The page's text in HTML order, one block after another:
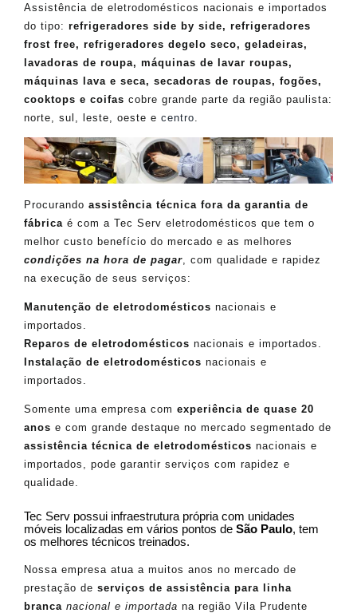
Assistência de eletrodomésticos nacionais e importados
do tipo: refrigeradores side by side, refrigeradores
frost free, refrigeradores degelo seco, geladeiras,
lavadoras de roupa, máquinas de lavar roupas,
máquinas lava e seca, secadoras de roupas, fogões,
cooktops e coifas cobre grande parte da região paulista:
norte, sul, leste, oeste e centro.
Procurando assistência técnica fora da garantia de
fábrica é com a Tec Serv eletrodomésticos que tem o
melhor custo benefício do mercado e as melhores
condições na hora de pagar, com qualidade e rapidez
na execução de seus serviços:
Manutenção de eletrodomésticos nacionais e
importados.
Reparos de eletrodomésticos nacionais e importados.
Instalação de eletrodomésticos nacionais e
importados.
Somente uma empresa com experiência de quase 20
anos e com grande destaque no mercado segmentado de
assistência técnica de eletrodomésticos nacionais e
importados, pode garantir serviços com rapidez e
qualidade.
Tec Serv possui infraestrutura própria com unidades
móveis localizadas em vários pontos de São Paulo, tem
os melhores técnicos treinados.
Nossa empresa atua a muitos anos no mercado de
prestação de serviços de assistência para linha
branca nacional e importada na região Vila Prudente